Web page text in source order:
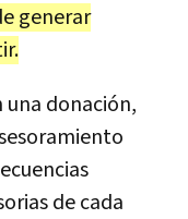
generar
una donación,
de cada